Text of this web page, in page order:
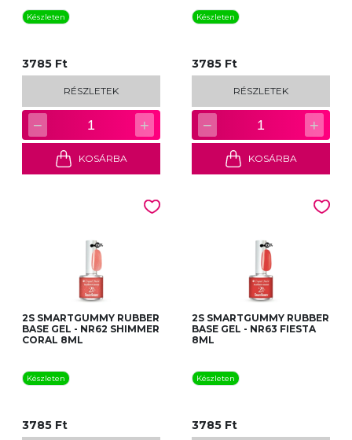
Készleten
3785 Ft
RÉSZLETEK
− 1 +
KOSÁRBA
Készleten
3785 Ft
RÉSZLETEK
− 1 +
KOSÁRBA
2S SMARTGUMMY RUBBER
BASE GEL - NR62 SHIMMER
CORAL 8ML
Készleten
3785 Ft
2S SMARTGUMMY RUBBER
BASE GEL - NR63 FIESTA
8ML
Készleten
3785 Ft